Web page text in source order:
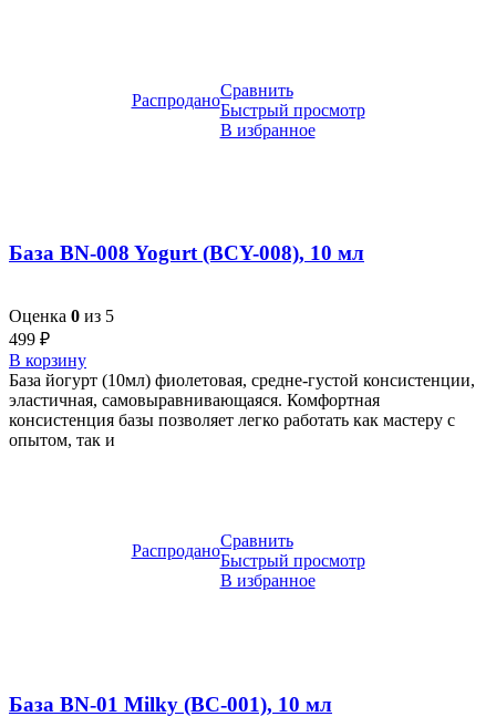
Распродано
Сравнить
Быстрый просмотр
В избранное
База BN-008 Yogurt (BCY-008), 10 мл
Оценка 0 из 5
499 ₽
В корзину
База йогурт (10мл) фиолетовая, средне-густой консистенции,
эластичная, самовыравнивающаяся. Комфортная
консистенция базы позволяет легко работать как мастеру с
опытом, так и
Распродано
Сравнить
Быстрый просмотр
В избранное
База BN-01 Milky (BC-001), 10 мл